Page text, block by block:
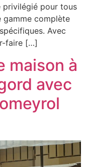
privilégié pour tous
complète
Avec
faire […]
maison à
avec